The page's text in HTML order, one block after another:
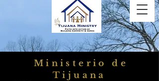
Ministerio de
Tijuana